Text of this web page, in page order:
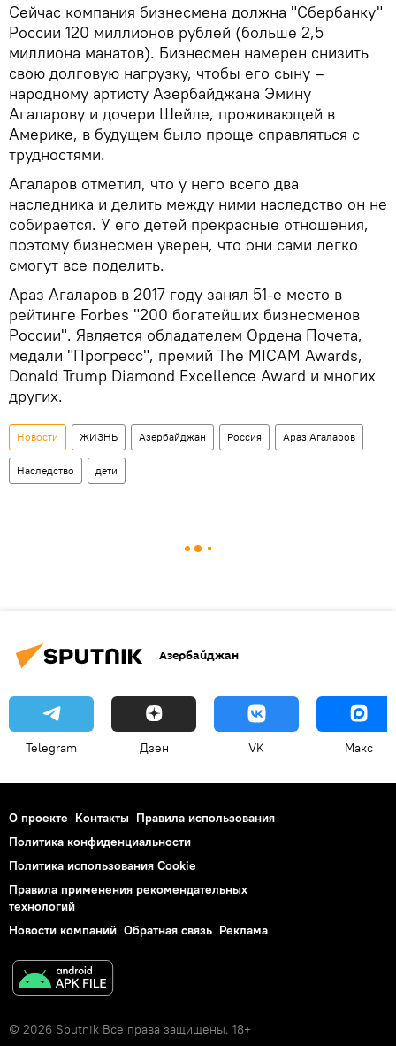
Сейчас компания бизнесмена должна "Сбербанку"
России 120 миллионов рублей (больше 2,5
миллиона манатов). Бизнесмен намерен снизить
свою долговую нагрузку, чтобы его сыну –
народному артисту Азербайджана Эмину
Агаларову и дочери Шейле, проживающей в
Америке, в будущем было проще справляться с
трудностями.
Агаларов отметил, что у него всего два
наследника и делить между ними наследство он не
собирается. У его детей прекрасные отношения,
поэтому бизнесмен уверен, что они сами легко
смогут все поделить.
Араз Агаларов в 2017 году занял 51-е место в
рейтинге Forbes "200 богатейших бизнесменов
России". Является обладателем Ордена Почета,
медали "Прогресс", премий The MICAM Awards,
Donald Trump Diamond Excellence Award и многих
других.
Новости ЖИЗНЬ Азербайджан Россия Араз Агаларов
Наследство дети
Азербайджан
Telegram Дзен VK Макс
О проекте Контакты Правила использования
Политика конфиденциальности
Политика использования Cookie
Правила применения рекомендательных
технологий
Новости компаний Обратная связь Реклама
© 2026 Sputnik Все права защищены. 18+